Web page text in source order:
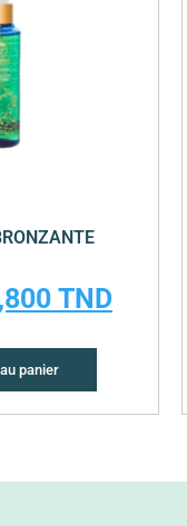
TND
panier